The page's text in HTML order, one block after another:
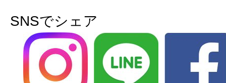
SNSでシェア